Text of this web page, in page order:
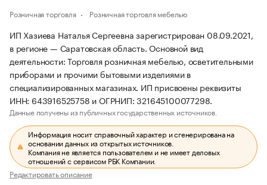
Розничная торговля Розничная торговля мебелью
ИП Хазиева Наталья Сергеевна зарегистрирован 08.09.2021,
в регионе — Саратовская область. Основной вид
деятельности: Торговля розничная мебелью, осветительными
приборами и прочими бытовыми изделиями в
специализированных магазинах. ИП присвоены реквизиты
ИНН: 643916525758 и ОГРНИП: 321645100077298.
Данные получены из публичных государственных источников.
Информация носит справочный характер и сгенерирована на
основании данных из открытых источников.
Компания не является пользователем и не имеет деловых
отношений с сервисом РБК Компании.
Редактировать описание